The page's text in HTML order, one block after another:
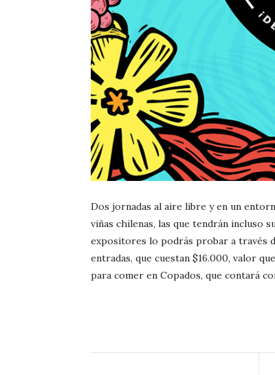
Dos jornadas al aire libre y en un
viñas chilenas, las que tendrán incluso
expositores lo podrás probar a través
entradas, que cuestan $16.000, valor
para comer en Copados, que contará